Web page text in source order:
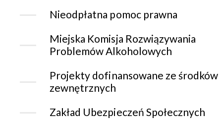
Nieodpłatna pomoc prawna
Miejska Komisja Rozwiązywania
Problemów Alkoholowych
Projekty dofinansowane ze środków
zewnętrznych
Zakład Ubezpieczeń Społecznych